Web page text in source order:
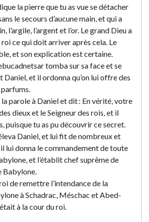
la pierre que tu as vue se détacher
le secours d’aucune main, et qui a
l’argile, l’argent et l’or. Le grand Dieu a
ce qui doit arriver après cela. Le
et son explication est certaine.
tomba sur sa face et se
et il ordonna qu’on lui offre des
la parole à Daniel et dit : En vérité, votre
dieux et le Seigneur des rois, et il
puisque tu as pu découvrir ce secret.
Daniel, et lui fit de nombreux et
lui donna le commandement de toute
et l’établit chef suprême de
Babylone.
de remettre l’intendance de la
à Schadrac, Méschac et Abed-
à la cour du roi.